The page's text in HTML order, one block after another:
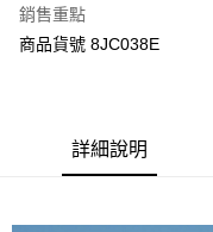
２．訂單成立數日內，您將
３．收到繳費通知簡訊後14
※ 交易是否成功請以「
銷售重點
商品貨號 8JC038E
詳細說明